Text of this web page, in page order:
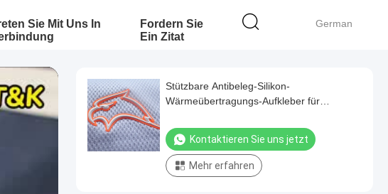
German
Sie Mit Uns In
Fordern Sie
Ein Zitat
Stützbare Antibeleg-Silikon-
Wärmeübertragungs-Aufkleber für
Kontaktieren Sie uns jetzt
Mehr erfahren